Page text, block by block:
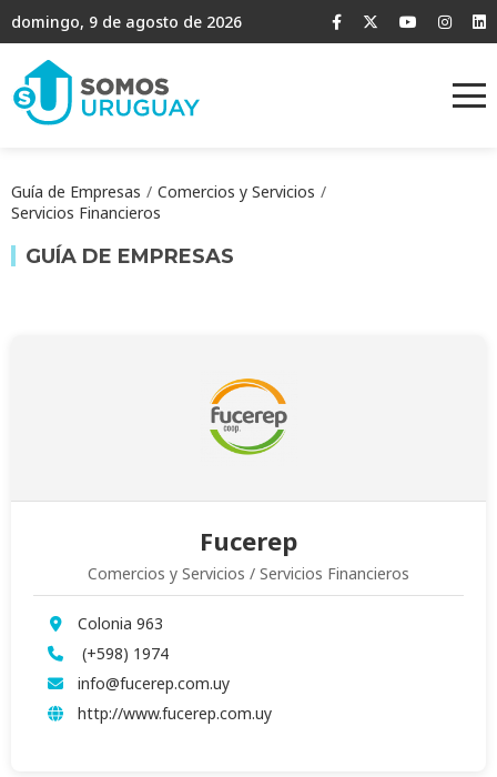
domingo, 9 de agosto de 2026
Guía de Empresas
Comercios y Servicios
Servicios Financieros
GUÍA DE EMPRESAS
Fucerep
Comercios y Servicios / Servicios Financieros
Colonia 963
(+598) 1974
info@fucerep.com.uy
http://www.fucerep.com.uy